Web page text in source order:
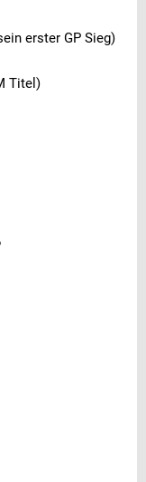
erster GP Sieg)
Titel)